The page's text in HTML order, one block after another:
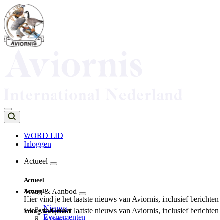
Overslaan
en
naar
de
inhoud
Top
navigation
WORD LID
Inloggen
navigation
Actueel
Actueel
Hier vind je het laatste nieuws van Aviornis, inclusief
Nieuws
Evenementen
Actueel
Hier vind je het laatste nieuws van Aviornis, inclusief
Vraag & Aanbod
Vraag & Aanbod